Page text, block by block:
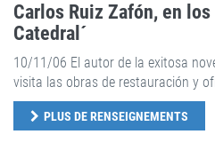
Carlos Ruiz Zafón, en
Catedral´
10/11/06 El autor de la exitosa
visita las obras de restauración y
PLUS DE RENSEIGNEMENTS